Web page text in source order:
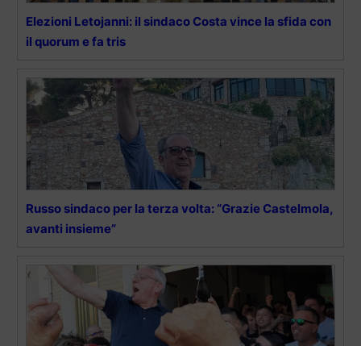
Elezioni Letojanni: il sindaco Costa vince la sfida con
il quorum e fa tris
Russo sindaco per la terza volta: “Grazie Castelmola,
avanti insieme”